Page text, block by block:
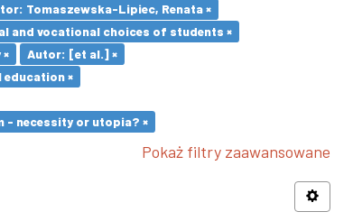
Tomaszewska-Lipiec, Renata ×
and vocational choices of students ×
Autor: [et al.] ×
education ×
- necessity or utopia? ×
Pokaż filtry zaawansowane